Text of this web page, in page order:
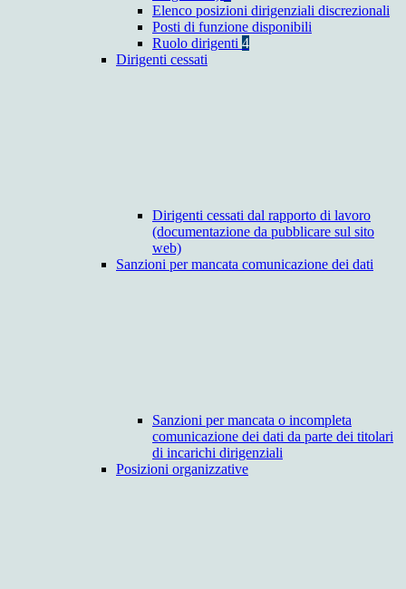
Elenco posizioni dirigenziali discrezionali
Posti di funzione disponibili
Ruolo dirigenti 4
Dirigenti cessati
Dirigenti cessati dal rapporto di lavoro
(documentazione da pubblicare sul sito
web)
Sanzioni per mancata comunicazione dei dati
Sanzioni per mancata o incompleta
comunicazione dei dati da parte dei titolari
di incarichi dirigenziali
Posizioni organizzative